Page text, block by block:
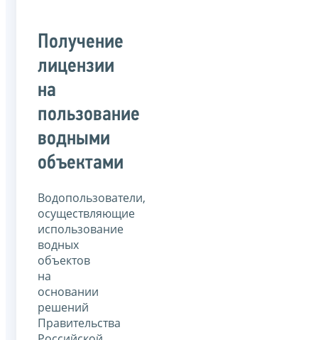
Получение
лицензии
на
пользование
водными
объектами
Водопользователи,
осуществляющие
использование
водных
объектов
на
основании
решений
Правительства